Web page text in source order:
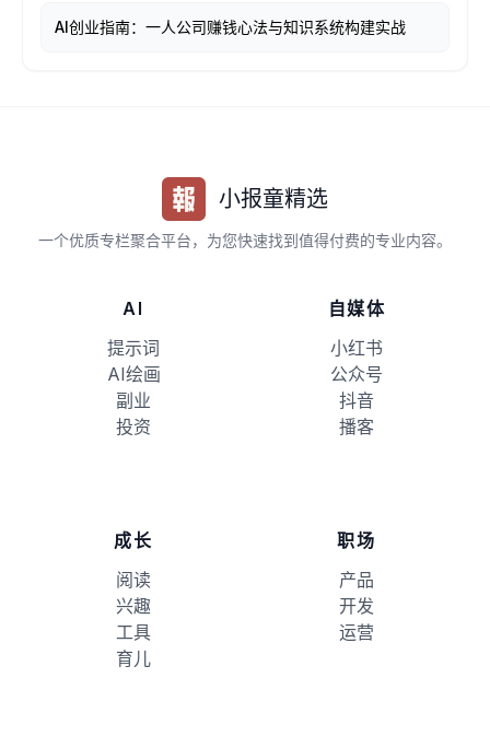
AI创业指南：一人公司赚钱心法与知识系统构建实战
小报童精选
一个优质专栏聚合平台，为您快速找到值得付费的专业内容。
AI
提示词
AI绘画
副业
投资
自媒体
小红书
公众号
抖音
播客
成长
阅读
兴趣
工具
育儿
职场
产品
开发
运营